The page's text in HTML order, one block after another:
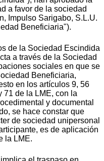
a favor de la sociedad
Impulso Sarigabo, S.L.U.
Beneficiaria").
de la Sociedad Escindida
a través de la Sociedad
sociales en que se
Beneficiaria,
en los artículos 9, 56
71 de la LME, con la
y documental
se hace constar que
de sociedad unipersonal
es de aplicación
la LME.